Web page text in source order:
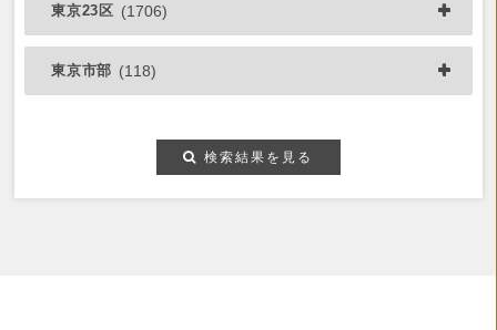
東京23区 (1706)
東京市部 (118)
検索結果を見る